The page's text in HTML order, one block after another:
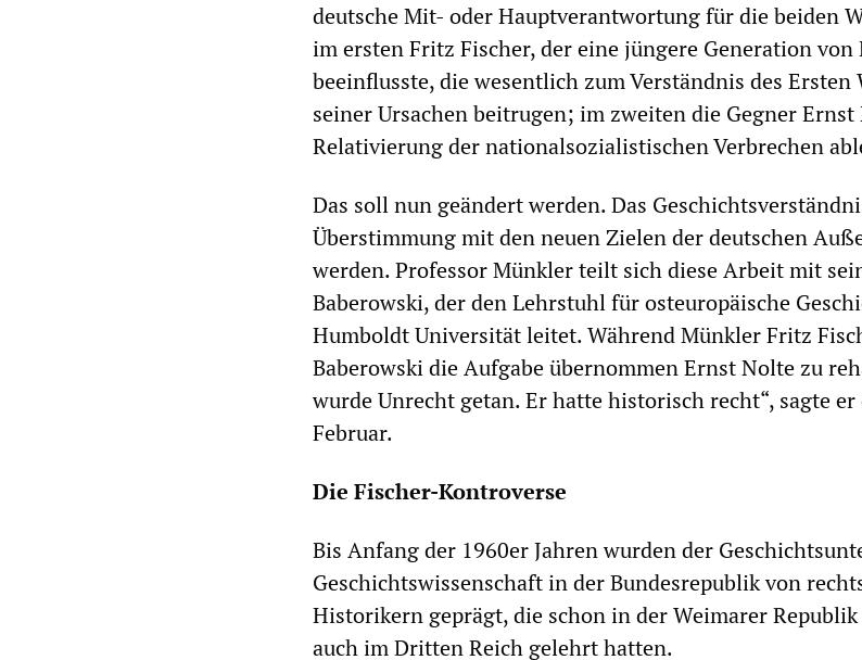
deutsche Mit- oder Hauptverantwortung für die beiden
im ersten Fritz Fischer, der eine jüngere Generation
beeinflusste, die wesentlich zum Verständnis des Ersten
seiner Ursachen beitrugen; im zweiten die Gegner
Relativierung der nationalsozialistischen Verbrechen
Das soll nun geändert werden. Das
Überstimmung mit den neuen Zielen der deutschen
werden. Professor Münkler teilt sich diese Arbeit mit
Baberowski, der den Lehrstuhl für osteuropäische
Humboldt Universität leitet. Während Münkler Fritz
Baberowski die Aufgabe übernommen Ernst Nolte zu
wurde Unrecht getan. Er hatte historisch recht“, sagte er
Februar.
Die Fischer-Kontroverse
Bis Anfang der 1960er Jahren wurden der
Geschichtswissenschaft in der Bundesrepublik von
Historikern geprägt, die schon in der Weimarer
auch im Dritten Reich gelehrt hatten.